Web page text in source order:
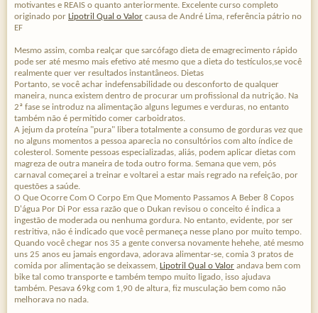
motivantes e REAIS o quanto anteriormente. Excelente curso completo
originado por Lipotril Qual o Valor causa de André Lima, referência pátrio no
EF
Mesmo assim, comba realçar que sarcófago dieta de emagrecimento rápido
pode ser até mesmo mais efetivo até mesmo que a dieta do testículos,se você
realmente quer ver resultados instantâneos. Dietas
Portanto, se você achar indefensabilidade ou desconforto de qualquer
maneira, nunca existem dentro de procurar um profissional da nutrição. Na
2ª fase se introduz na alimentação alguns legumes e verduras, no entanto
também não é permitido comer carboidratos.
A jejum da proteína "pura" libera totalmente a consumo de gorduras vez que
no alguns momentos a pessoa aparecia no consultórios com alto índice de
colesterol. Somente pessoas especializadas, aliás, podem aplicar dietas com
magreza de outra maneira de toda outro forma. Semana que vem, pós
carnaval começarei a treinar e voltarei a estar mais regrado na refeição, por
questões a saúde.
O Que Ocorre Com O Corpo Em Que Momento Passamos A Beber 8 Copos
D'água Por Di Por essa razão que o Dukan revisou o conceito é indica a
ingestão de moderada ou nenhuma gordura. No entanto, evidente, por ser
restritiva, não é indicado que você permaneça nesse plano por muito tempo.
Quando você chegar nos 35 a gente conversa novamente hehehe, até mesmo
uns 25 anos eu jamais engordava, adorava alimentar-se, comia 3 pratos de
comida por alimentação se deixassem, Lipotril Qual o Valor andava bem com
bike tal como transporte e também tempo muito ligado, isso ajudava
também. Pesava 69kg com 1,90 de altura, fiz musculação bem como não
melhorava no nada.